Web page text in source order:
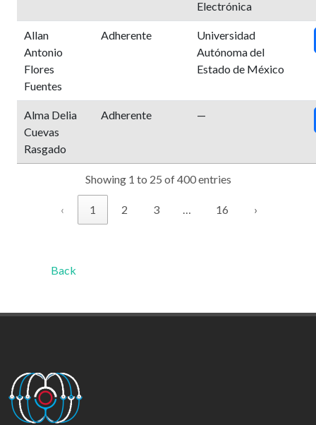
Electrónica
Allan
Antonio
Flores
Fuentes
Adherente
Universidad
Autónoma del
Estado de México
Alma Delia
Cuevas
Rasgado
Adherente —
Showing 1 to 25 of 400 entries
‹ 1 2 3 … 16 ›
Back